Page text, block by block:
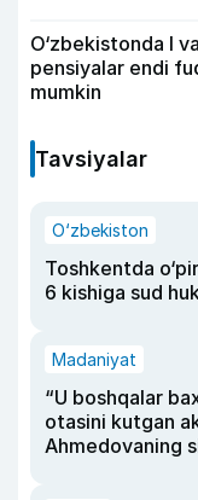
O‘zbekistonda I
pensiyalar endi
mumkin
Tavsiyalar
O‘zbekiston
Toshkentda
6 kishiga sud
Madaniyat
“U boshqalar
otasini kutgan
Ahmedovaning